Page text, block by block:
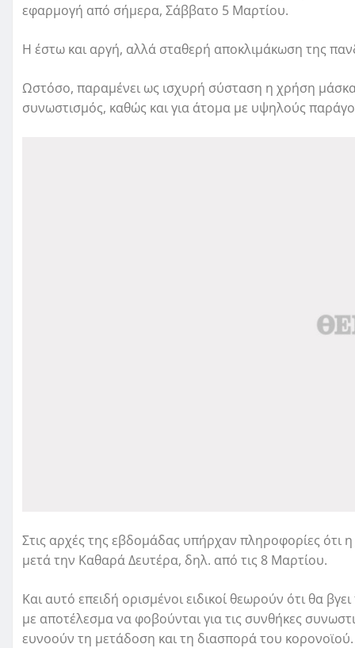
εφαρμογή από σήμερα, Σάββατο 5 Μαρτίου.
Η έστω και αργή, αλλά σταθερή αποκλιμάκωση της
Ωστόσο, παραμένει ως ισχυρή σύσταση η χρήση
συνωστισμός, καθώς και για άτομα με υψηλούς
Στις αρχές της εβδομάδας υπήρχαν πληροφορίες ότι
μετά την Καθαρά Δευτέρα, δηλ. από τις 8 Μαρτίου.
Και αυτό επειδή ορισμένοι ειδικοί θεωρούν ότι θα
με αποτέλεσμα να φοβούνται για τις συνθήκες
ευνοούν τη μετάδοση και τη διασπορά του κορονοϊού.